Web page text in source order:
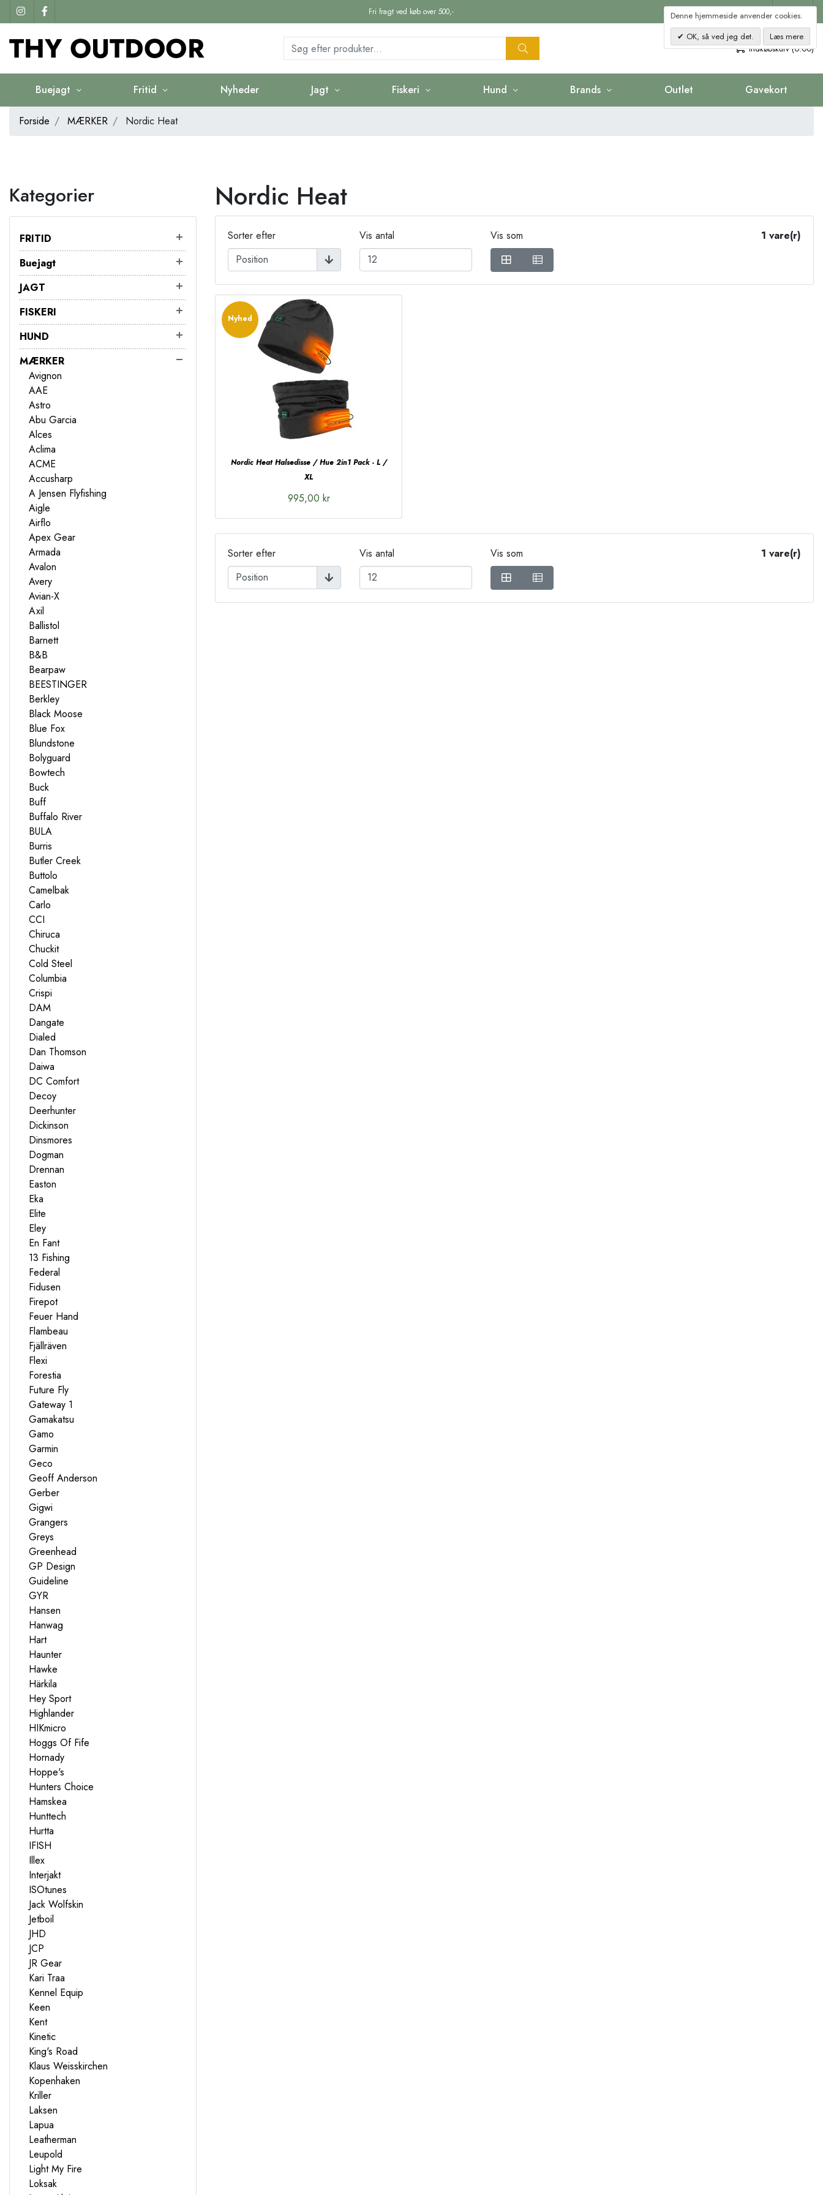
Fri fragt ved køb over 500,- Kontakt
0
Indkøbskurv (0.00)
Buejagt Fritid Nyheder Jagt Fiskeri Hund Brands Outlet Gavekort
Forside MÆRKER Nordic Heat
Kategorier
FRITID
Buejagt
JAGT
FISKERI
HUND
MÆRKER
Avignon
AAE
Astro
Abu Garcia
Alces
Aclima
ACME
Accusharp
A Jensen Flyfishing
Aigle
Airflo
Apex Gear
Armada
Avalon
Avery
Avian-X
Axil
Ballistol
Barnett
B&B
Bearpaw
BEESTINGER
Berkley
Black Moose
Blue Fox
Blundstone
Bolyguard
Bowtech
Buck
Buff
Buffalo River
BULA
Burris
Butler Creek
Buttolo
Camelbak
Carlo
CCI
Chiruca
Chuckit
Cold Steel
Columbia
Crispi
DAM
Dangate
Dialed
Dan Thomson
Daiwa
DC Comfort
Decoy
Deerhunter
Dickinson
Dinsmores
Dogman
Drennan
Easton
Eka
Elite
Eley
En Fant
13 Fishing
Federal
Fidusen
Firepot
Feuer Hand
Flambeau
Fjällräven
Flexi
Forestia
Future Fly
Gateway 1
Gamakatsu
Gamo
Garmin
Geco
Geoff Anderson
Gerber
Gigwi
Grangers
Greys
Greenhead
GP Design
Guideline
GYR
Hansen
Hanwag
Hart
Haunter
Hawke
Härkila
Hey Sport
Highlander
HIKmicro
Hoggs Of Fife
Hornady
Hoppe's
Hunters Choice
Hamskea
Hunttech
Hurtta
IFISH
Illex
Interjakt
ISOtunes
Jack Wolfskin
Jetboil
JHD
JCP
JR Gear
Kari Traa
Kennel Equip
Keen
Kent
Kinetic
King's Road
Klaus Weisskirchen
Kopenhaken
Kriller
Laksen
Lapua
Leatherman
Leupold
Light My Fire
Loksak
Nordic Heat
Sorter efter Vis antal Vis som 1 vare(r)
Nyhed
Nordic Heat Halsedisse / Hue 2in1 Pack - L /
XL
995,00 kr
Sorter efter Vis antal Vis som 1 vare(r)
Denne hjemmeside anvender cookies.
OK, så ved jeg det.
Læs mere